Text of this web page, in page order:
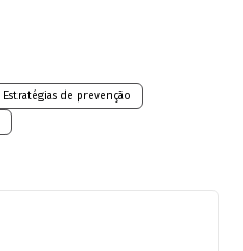
Estratégias de prevenção